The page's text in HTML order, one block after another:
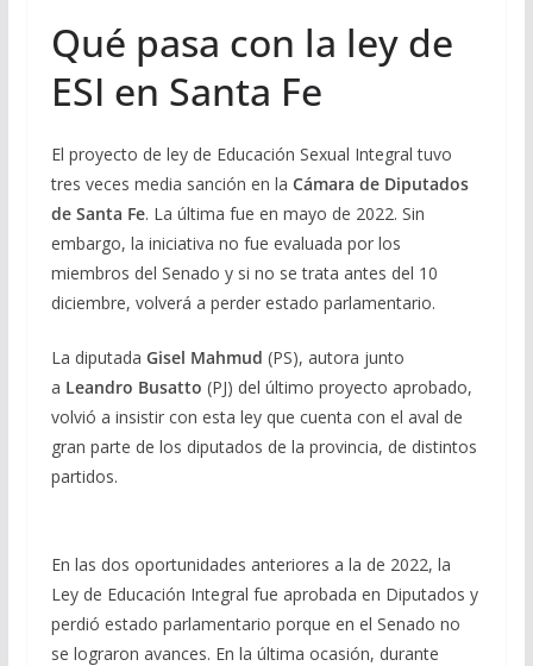
Qué pasa con la ley de
ESI en Santa Fe
El proyecto de ley de Educación Sexual Integral tuvo
tres veces media sanción en la Cámara de Diputados
de Santa Fe. La última fue en mayo de 2022. Sin
embargo, la iniciativa no fue evaluada por los
miembros del Senado y si no se trata antes del 10
diciembre, volverá a perder estado parlamentario.
La diputada Gisel Mahmud (PS), autora junto
a Leandro Busatto (PJ) del último proyecto aprobado,
volvió a insistir con esta ley que cuenta con el aval de
gran parte de los diputados de la provincia, de distintos
partidos.
En las dos oportunidades anteriores a la de 2022, la
Ley de Educación Integral fue aprobada en Diputados y
perdió estado parlamentario porque en el Senado no
se lograron avances. En la última ocasión, durante